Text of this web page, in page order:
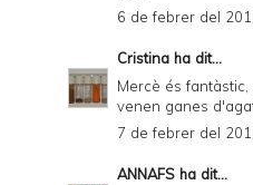
6 de febrer del
Cristina ha dit...
Mercè és
venen ganes
7 de febrer del
ANNAFS ha dit...